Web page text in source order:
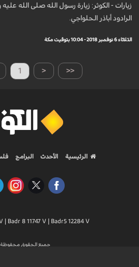
زيارات - الكوثر: زيارة رسول الله صلى الله
الرادود أباذر الحلواجي.
الثلاثاء 6 نوفمبر 2018 - 10:04 بتوقيت مكة
1 < <<
الرئيسية الأحدث البرامج
| Badr 8 11747 V | Badr5 12284 V
جميع الحقوق محفوظة